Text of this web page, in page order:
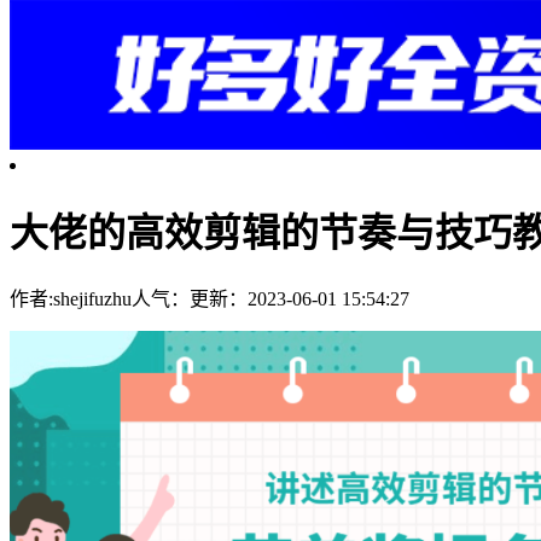
大佬的高效剪辑的节奏与技巧
作者:shejifuzhu人气： 更新：2023-06-01 15:54:27